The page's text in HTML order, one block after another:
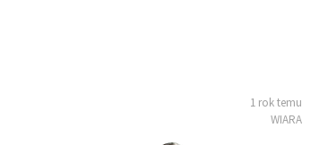
1 rok temu
WIARA